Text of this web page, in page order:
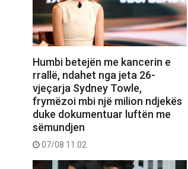
Humbi betejën me kancerin e
rrallë, ndahet nga jeta 26-
vjeçarja Sydney Towle,
frymëzoi mbi një milion ndjekës
duke dokumentuar luftën me
sëmundjen
07/08 11:02